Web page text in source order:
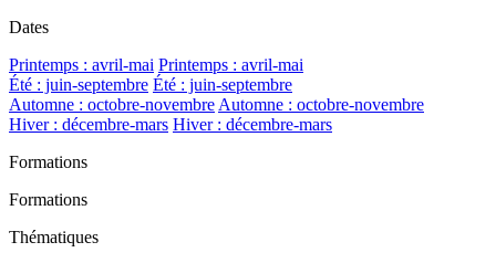
Dates
Printemps : avril-mai Printemps : avril-mai
Été : juin-septembre Été : juin-septembre
Automne : octobre-novembre Automne : octobre-novembre
Hiver : décembre-mars Hiver : décembre-mars
Formations
Formations
Thématiques